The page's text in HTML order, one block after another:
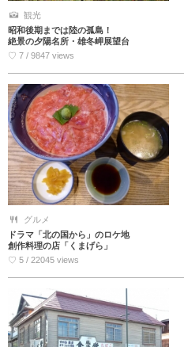
観光
昭和後期までは陸の孤島！
絶景の夕陽名所・雄冬岬展望台
♡ 7 / 9847 views
グルメ
ドラマ「北の国から」のロケ地
創作料理の店「くまげら」
♡ 5 / 22045 views